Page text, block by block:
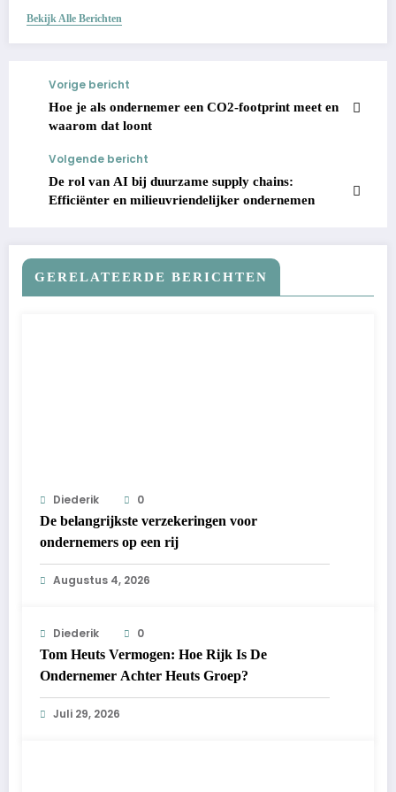
Bekijk Alle Berichten
Vorige bericht
Hoe je als ondernemer een CO2-footprint meet en
waarom dat loont
Volgende bericht
De rol van AI bij duurzame supply chains:
Efficiënter en milieuvriendelijker ondernemen
GERELATEERDE BERICHTEN
Diederik
0
De belangrijkste verzekeringen voor
ondernemers op een rij
Augustus 4, 2026
Diederik
0
Tom Heuts Vermogen: Hoe Rijk Is De
Ondernemer Achter Heuts Groep?
Juli 29, 2026